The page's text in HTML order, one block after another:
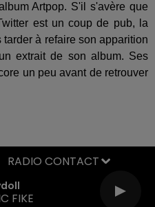
Artpop. S'il s'avère que
est un coup de pub, la
à refaire son apparition
extrait de son album. Ses
un peu avant de retrouver
FIKE
RADIO CONTACT